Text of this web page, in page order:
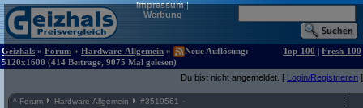
Impressum|
Werbung
Geizhals » Forum » Hardware-Allgemein »
Neue Auflösung:
5120x1600 (414 Beiträge, 9075 Mal gelesen)
Top-100 | Fresh-100
Du bist nicht angemeldet. [ Login/Registrieren ]
^ Forum Hardware-Allgemein #3519561